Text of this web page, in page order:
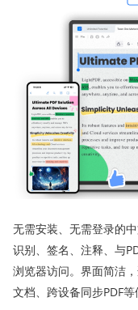
无需安装、无需登录的
识别、签名、注释、与
浏览器访问。界面简洁
文档、跨设备同步PDF等